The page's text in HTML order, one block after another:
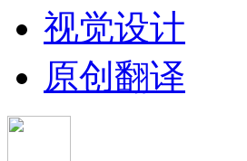
视觉设计
原创翻译